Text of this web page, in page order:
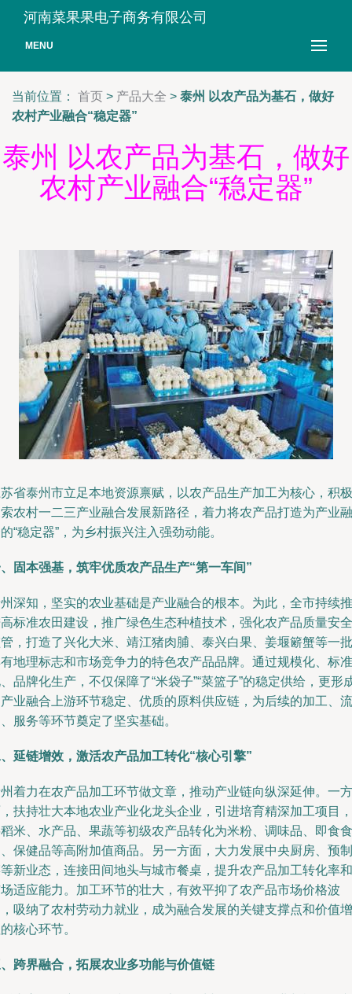
河南菜果果电子商务有限公司
MENU
当前位置： 首页 > 产品大全 > 泰州 以农产品为基石，做好
农村产业融合“稳定器”
泰州 以农产品为基石，做好
农村产业融合“稳定器”
省泰州市立足本地资源禀赋，以农产品生产加工为核心，积极
农村一二三产业融合发展新路径，着力将农产品打造为产业融
“稳定器”，为乡村振兴注入强劲动能。
固本强基，筑牢优质农产品生产“第一车间”
深知，坚实的农业基础是产业融合的根本。为此，全市持续推
标准农田建设，推广绿色生态种植技术，强化农产品质量安全
，打造了兴化大米、靖江猪肉脯、泰兴白果、姜堰簖蟹等一批
地理标志和市场竞争力的特色农产品品牌。通过规模化、标准
品牌化生产，不仅保障了“米袋子”“菜篮子”的稳定供给，更形
业融合上游环节稳定、优质的原料供应链，为后续的加工、流
服务等环节奠定了坚实基础。
延链增效，激活农产品加工转化“核心引擎”
着力在农产品加工环节做文章，推动产业链向纵深延伸。一方
扶持壮大本地农业产业化龙头企业，引进培育精深加工项目，
米、水产品、果蔬等初级农产品转化为米粉、调味品、即食食
保健品等高附加值商品。另一方面，大力发展中央厨房、预制
新业态，连接田间地头与城市餐桌，提升农产品加工转化率和
适应能力。加工环节的壮大，有效平抑了农产品市场价格波
吸纳了农村劳动力就业，成为融合发展的关键支撑点和价值增
核心环节。
跨界融合，拓展农业多功能与价值链